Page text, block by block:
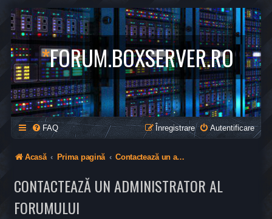
*FORUM.BOXSERVER.RO
FAQ Autentificare
Înregistrare
Acasă Prima pagină Contactează un administrator al forumului
CONTACTEAZĂ UN ADMINISTRATOR AL
FORUMULUI